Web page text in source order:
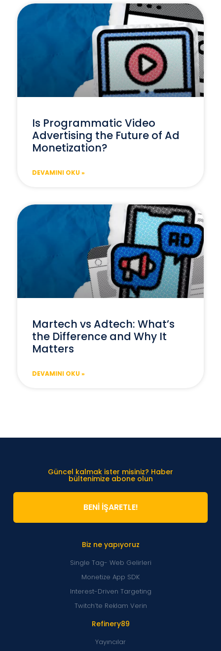
Is Programmatic Video
Advertising the Future of Ad
Monetization?
DEVAMINI OKU »
Martech vs Adtech: What’s
the Difference and Why It
Matters
DEVAMINI OKU »
Refinery89
Yayıncılar
Biz ne yapıyoruz
Single Tag- Web Gelirleri
Monetize App SDK
Interest-Driven Targeting
Twitch’te Reklam Verin
Güncel kalmak ister misiniz? Haber
bültenimize abone olun
BENİ İŞARETLE!